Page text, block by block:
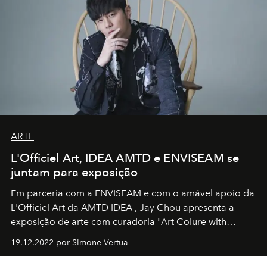
ARTE
L'Officiel Art, IDEA AMTD e ENVISEAM se
juntam para exposição
Em parceria com a ENVISEAM e com o amável apoio da
L'Officiel Art da AMTD IDEA , Jay Chou apresenta a
exposição de arte com curadoria "Art Colure with
19.12.2022 por SImone Vertua